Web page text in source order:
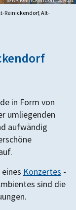
Reinickendorf, Alt-
in Form von
umliegenden
aufwändig
Konzertes -
sind die